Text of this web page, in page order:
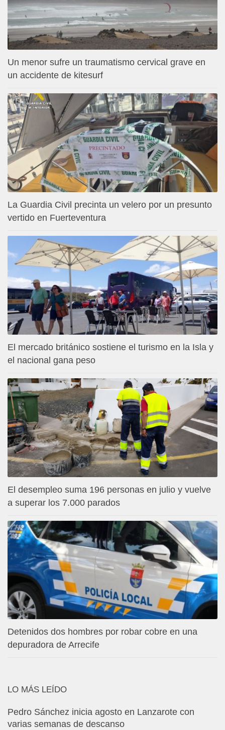
Un menor sufre un traumatismo cervical grave en
un accidente de kitesurf
La Guardia Civil precinta un velero por un presunto
vertido en Fuerteventura
El mercado británico sostiene el turismo en la Isla y
el nacional gana peso
El desempleo suma 196 personas en julio y vuelve
a superar los 7.000 parados
Detenidos dos hombres por robar cobre en una
depuradora de Arrecife
LO MÁS LEÍDO
Pedro Sánchez inicia agosto en Lanzarote con
varias semanas de descanso